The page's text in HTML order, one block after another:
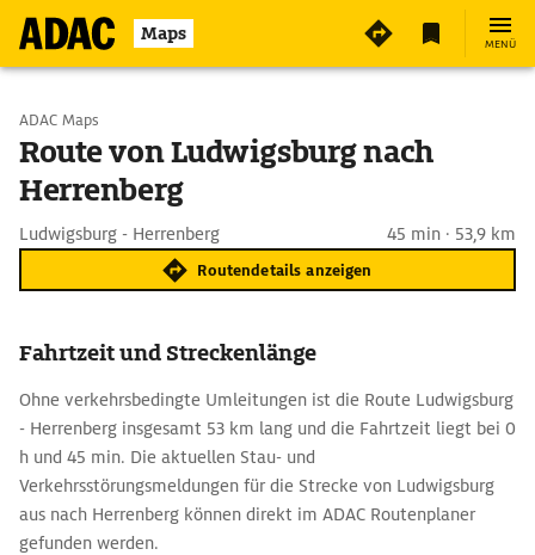
Maps MENÜ
Start wählen
Ziel eingeben
ADAC Maps
Route von Ludwigsburg nach
Herrenberg
Ludwigsburg - Herrenberg 45 min · 53,9 km
Routendetails anzeigen
Fahrtzeit und Streckenlänge
Ohne verkehrsbedingte Umleitungen ist die Route Ludwigsburg
- Herrenberg insgesamt 53 km lang und die Fahrtzeit liegt bei 0
h und 45 min. Die aktuellen Stau- und
Verkehrsstörungsmeldungen für die Strecke von Ludwigsburg
aus nach Herrenberg können direkt im ADAC Routenplaner
gefunden werden.